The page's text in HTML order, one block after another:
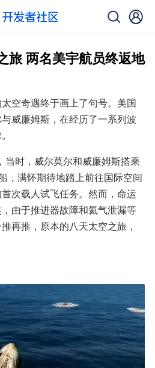
旅 两名美宇航员终返地
空奇遇终于画上了句号。美国
威廉姆斯，在经历了一系列波
当时，威尔莫尔和威廉姆斯搭乘
，满怀期待地踏上前往国际空间
次载人试飞任务。然而，命运
由于推进器故障和氦气泄漏等
再推，原本的八天太空之旅，